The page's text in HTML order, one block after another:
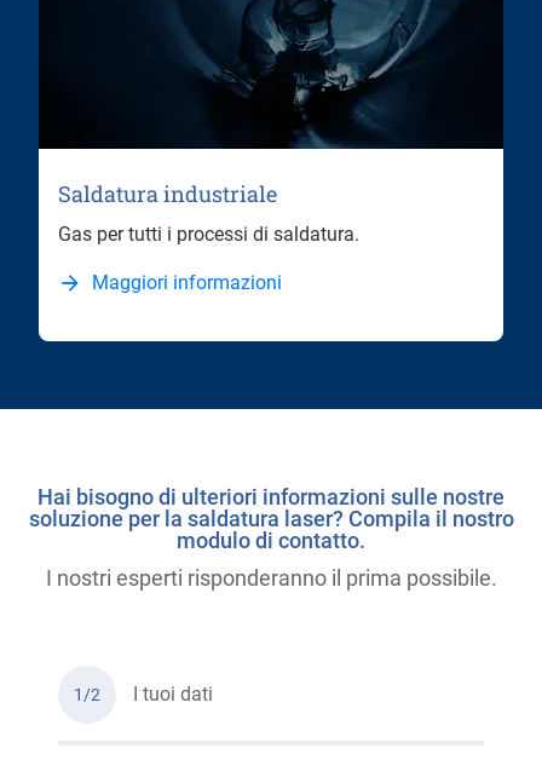
Saldatura industriale
Gas per tutti i processi di saldatura.
Maggiori informazioni
Hai bisogno di ulteriori informazioni sulle nostre
soluzione per la saldatura laser? Compila il nostro
modulo di contatto.
I nostri esperti risponderanno il prima possibile.
1/2 I tuoi dati